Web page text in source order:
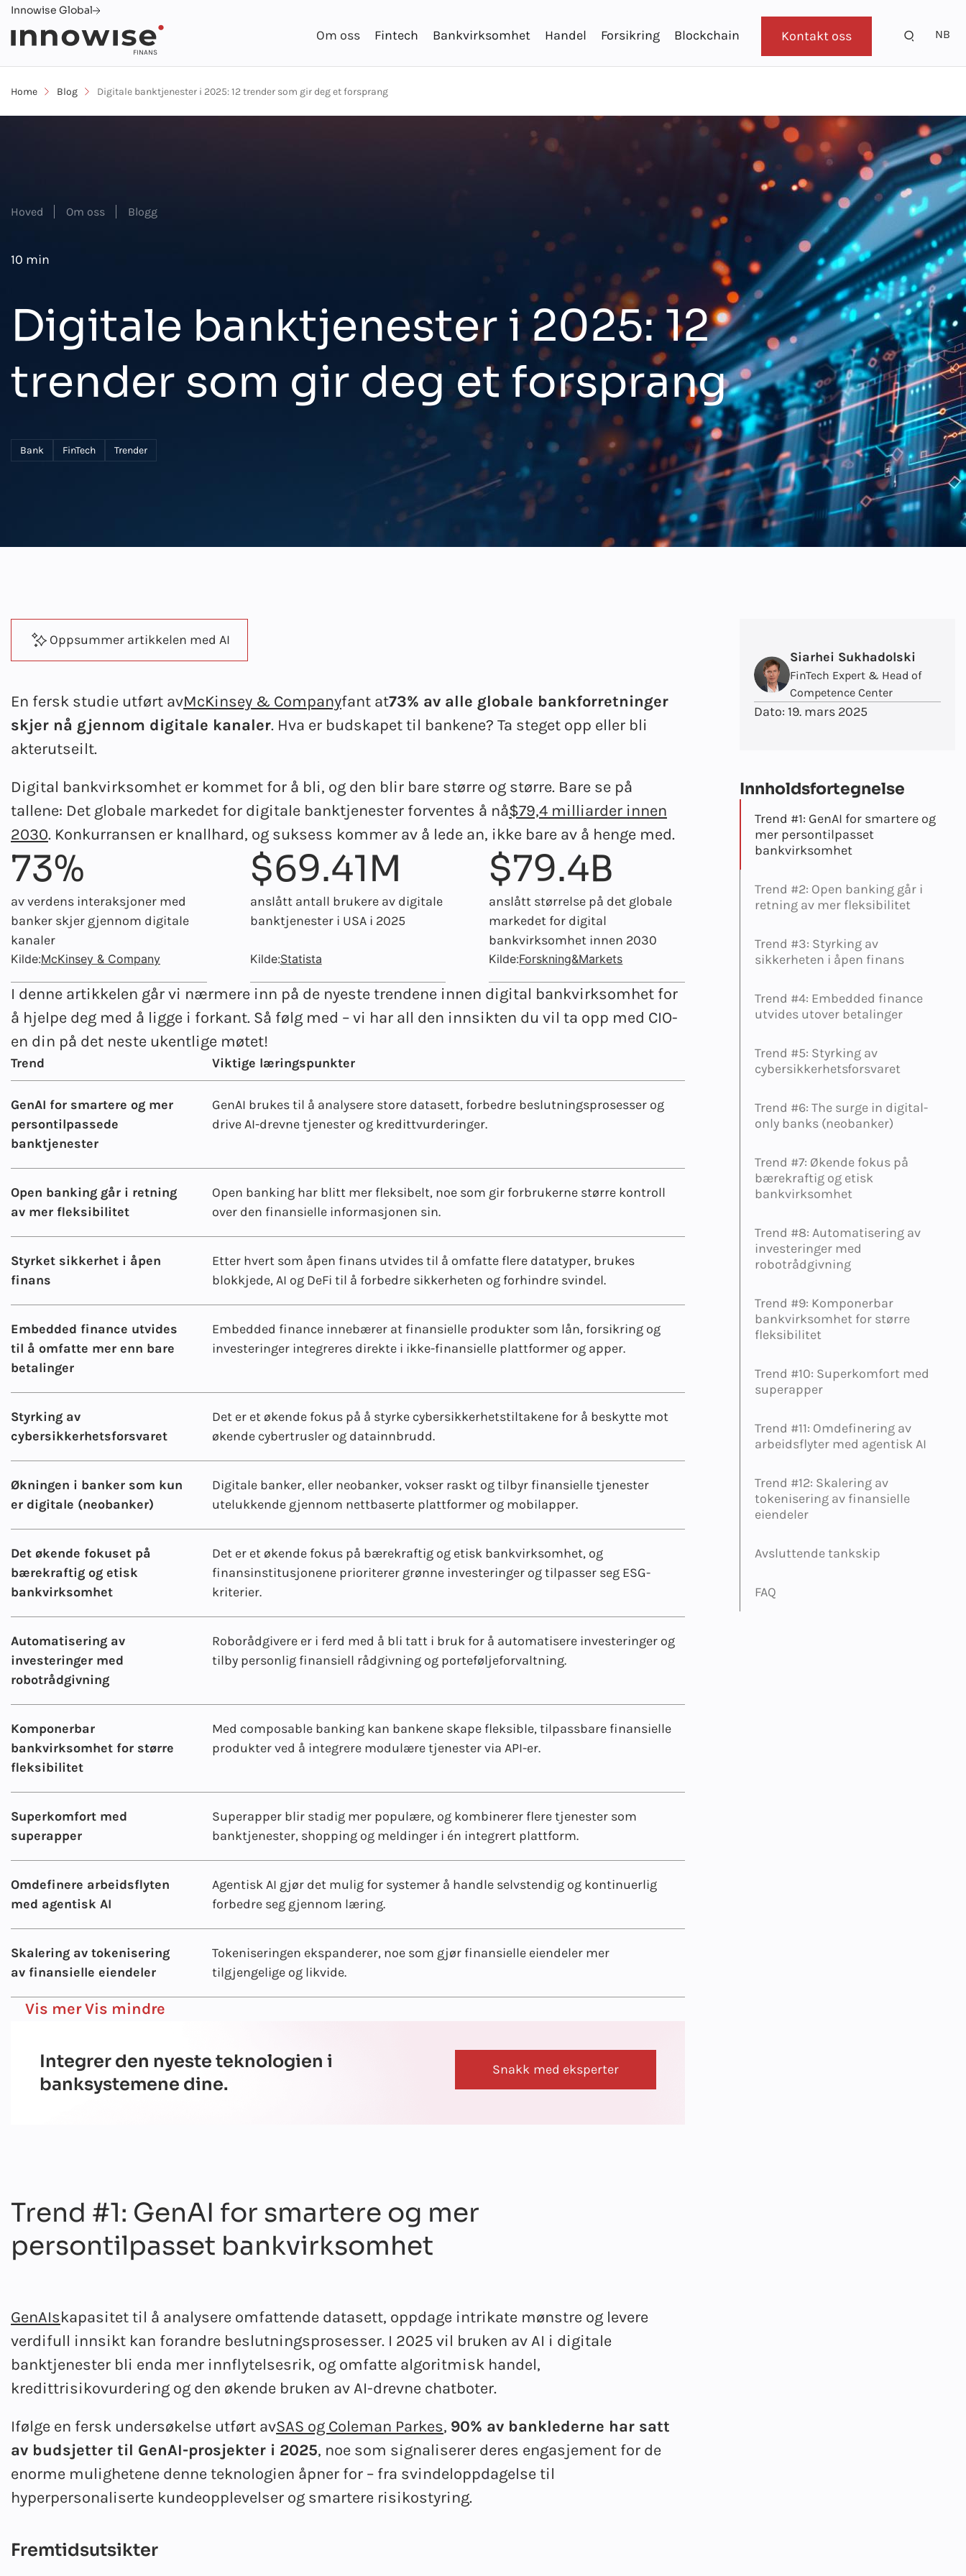
Innowise Global
FINANS
Om oss Fintech Bankvirksomhet Handel Forsikring Blockchain Kontakt oss NB
Home Blog Digitale banktjenester i 2025: 12 trender som gir deg et forsprang
Hoved Om oss Blogg
10 min
Digitale banktjenester i 2025: 12
trender som gir deg et forsprang
Bank FinTech Trender
Oppsummer artikkelen med AI
En fersk studie utført avMcKinsey & Companyfant at73% av alle globale bankforretninger
skjer nå gjennom digitale kanaler. Hva er budskapet til bankene? Ta steget opp eller bli
akterutseilt.
Digital bankvirksomhet er kommet for å bli, og den blir bare større og større. Bare se på
tallene: Det globale markedet for digitale banktjenester forventes å nå$79,4 milliarder innen
2030. Konkurransen er knallhard, og suksess kommer av å lede an, ikke bare av å henge med.
73%
av verdens interaksjoner med
banker skjer gjennom digitale
kanaler
Kilde:McKinsey & Company
$69.41M
anslått antall brukere av digitale
banktjenester i USA i 2025
Kilde:Statista
$79.4B
anslått størrelse på det globale
markedet for digital
bankvirksomhet innen 2030
Kilde:Forskning&Markets
I denne artikkelen går vi nærmere inn på de nyeste trendene innen digital bankvirksomhet for
å hjelpe deg med å ligge i forkant. Så følg med – vi har all den innsikten du vil ta opp med CIO-
en din på det neste ukentlige møtet!
Trend Viktige læringspunkter
GenAI for smartere og mer
persontilpassede
banktjenester
GenAI brukes til å analysere store datasett, forbedre beslutningsprosesser og
drive AI-drevne tjenester og kredittvurderinger.
Open banking går i retning
av mer fleksibilitet
Open banking har blitt mer fleksibelt, noe som gir forbrukerne større kontroll
over den finansielle informasjonen sin.
Styrket sikkerhet i åpen
finans
Etter hvert som åpen finans utvides til å omfatte flere datatyper, brukes
blokkjede, AI og DeFi til å forbedre sikkerheten og forhindre svindel.
Embedded finance utvides
til å omfatte mer enn bare
betalinger
Embedded finance innebærer at finansielle produkter som lån, forsikring og
investeringer integreres direkte i ikke-finansielle plattformer og apper.
Styrking av
cybersikkerhetsforsvaret
Det er et økende fokus på å styrke cybersikkerhetstiltakene for å beskytte mot
økende cybertrusler og datainnbrudd.
Økningen i banker som kun
er digitale (neobanker)
Digitale banker, eller neobanker, vokser raskt og tilbyr finansielle tjenester
utelukkende gjennom nettbaserte plattformer og mobilapper.
Det økende fokuset på
bærekraftig og etisk
bankvirksomhet
Det er et økende fokus på bærekraftig og etisk bankvirksomhet, og
finansinstitusjonene prioriterer grønne investeringer og tilpasser seg ESG-
kriterier.
Automatisering av
investeringer med
robotrådgivning
Roborådgivere er i ferd med å bli tatt i bruk for å automatisere investeringer og
tilby personlig finansiell rådgivning og porteføljeforvaltning.
Komponerbar
bankvirksomhet for større
fleksibilitet
Med composable banking kan bankene skape fleksible, tilpassbare finansielle
produkter ved å integrere modulære tjenester via API-er.
Superkomfort med
superapper
Superapper blir stadig mer populære, og kombinerer flere tjenester som
banktjenester, shopping og meldinger i én integrert plattform.
Omdefinere arbeidsflyten
med agentisk AI
Agentisk AI gjør det mulig for systemer å handle selvstendig og kontinuerlig
forbedre seg gjennom læring.
Skalering av tokenisering
av finansielle eiendeler
Tokeniseringen ekspanderer, noe som gjør finansielle eiendeler mer
tilgjengelige og likvide.
Vis merVis mindre
Integrer den nyeste teknologien i
banksystemene dine.
Snakk med eksperter
Trend #1: GenAI for smartere og mer
persontilpasset bankvirksomhet
GenAIskapasitet til å analysere omfattende datasett, oppdage intrikate mønstre og levere
verdifull innsikt kan forandre beslutningsprosesser. I 2025 vil bruken av AI i digitale
banktjenester bli enda mer innflytelsesrik, og omfatte algoritmisk handel,
kredittrisikovurdering og den økende bruken av AI-drevne chatboter.
Ifølge en fersk undersøkelse utført avSAS og Coleman Parkes, 90% av banklederne har satt
av budsjetter til GenAI-prosjekter i 2025, noe som signaliserer deres engasjement for de
enorme mulighetene denne teknologien åpner for – fra svindeloppdagelse til
hyperpersonaliserte kundeopplevelser og smartere risikostyring.
Fremtidsutsikter
Siarhei Sukhadolski
FinTech Expert & Head of
Competence Center
Dato: 19. mars 2025
Innholdsfortegnelse
Trend #1: GenAI for smartere og
mer persontilpasset
bankvirksomhet
Trend #2: Open banking går i
retning av mer fleksibilitet
Trend #3: Styrking av
sikkerheten i åpen finans
Trend #4: Embedded finance
utvides utover betalinger
Trend #5: Styrking av
cybersikkerhetsforsvaret
Trend #6: The surge in digital-
only banks (neobanker)
Trend #7: Økende fokus på
bærekraftig og etisk
bankvirksomhet
Trend #8: Automatisering av
investeringer med
robotrådgivning
Trend #9: Komponerbar
bankvirksomhet for større
fleksibilitet
Trend #10: Superkomfort med
superapper
Trend #11: Omdefinering av
arbeidsflyter med agentisk AI
Trend #12: Skalering av
tokenisering av finansielle
eiendeler
Avsluttende tankskip
FAQ